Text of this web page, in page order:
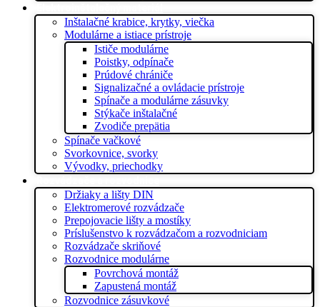
Inštalačné krabice, krytky, viečka
Modulárne a istiace prístroje
Ističe modulárne
Poistky, odpínače
Prúdové chrániče
Signalizačné a ovládacie prístroje
Spínače a modulárne zásuvky
Stýkače inštalačné
Zvodiče prepätia
Spínače vačkové
Svorkovnice, svorky
Vývodky, priechodky
Držiaky a lišty DIN
Elektromerové rozvádzače
Prepojovacie lišty a mostíky
Príslušenstvo k rozvádzačom a rozvodniciam
Rozvádzače skriňové
Rozvodnice modulárne
Povrchová montáž
Zapustená montáž
Rozvodnice zásuvkové